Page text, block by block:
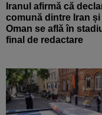
Iranul afirmă că
comună dintre Iran și
Oman se află în
final de redactare